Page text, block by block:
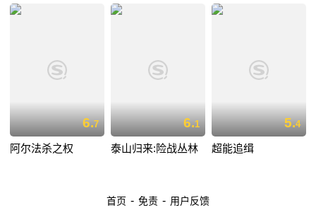
6.7
阿尔法杀之权
6.1
泰山归来:险战丛林
5.4
超能追缉
首页 - 免责 - 用户反馈